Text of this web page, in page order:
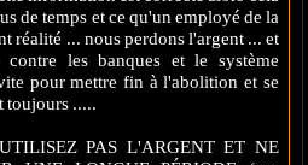
de temps et ce qu'un employé de la
réalité ... nous perdons l'argent ... et
contre les banques et le système
pour mettre fin à l'abolition et se
toujours .....
PAS L'ARGENT ET NE